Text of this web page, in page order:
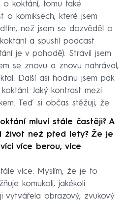
koktání, tomu také
o komiksech, které jsem
než jsem se dozvěděl o
a spustil podcast
je v pohodě). Strávil jsem
se znovu a znovu nahrával,
Další asi hodinu jsem pak
Jaký kontrast mezi
Teď si občas stěžuji, že
mluví stále častěji? A
život než před lety? Že je
více berou, více
více. Myslím, že je to
komukoli, jakékoli
vytvářela obrazový, zvukový